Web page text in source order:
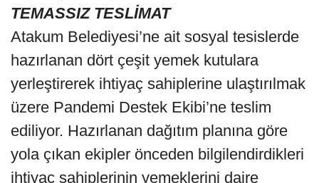
TEMASSIZ TESLİMAT
Atakum Belediyesi’ne ait sosyal tesislerde
hazırlanan dört çeşit yemek kutulara
yerleştirerek ihtiyaç sahiplerine ulaştırılmak
üzere Pandemi Destek Ekibi’ne teslim
ediliyor. Hazırlanan dağıtım planına göre
yola çıkan ekipler önceden bilgilendirdikleri
ihtiyaç sahiplerinin yemeklerini daire